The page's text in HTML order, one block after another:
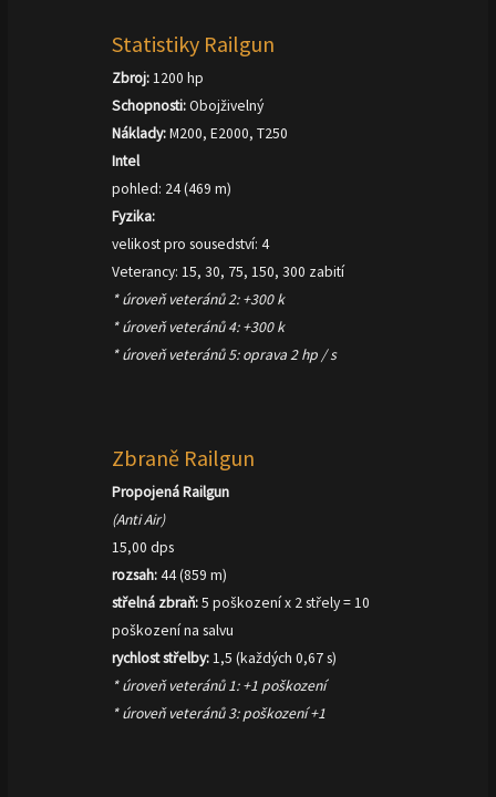
Statistiky Railgun
Zbroj:1200 hp
Schopnosti:Obojživelný
Náklady:M200, E2000, T250
Intel
pohled: 24 (469 m)
Fyzika:
velikost pro sousedství: 4
Veterancy: 15, 30, 75, 150, 300 zabití
* úroveň veteránů 2: +300 k
* úroveň veteránů 4: +300 k
* úroveň veteránů 5: oprava 2 hp / s
Zbraně Railgun
Propojená Railgun
(Anti Air)
15,00 dps
rozsah:44 (859 m)
střelná zbraň:5 poškození x 2 střely = 10
poškození na salvu
rychlost střelby:1,5 (každých 0,67 s)
* úroveň veteránů 1: +1 poškození
* úroveň veteránů 3: poškození +1